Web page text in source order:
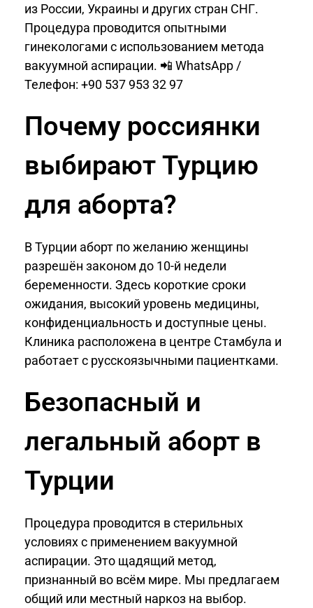
из России, Украины и других стран СНГ.
Процедура проводится опытными
гинекологами с использованием метода
вакуумной аспирации. 📲 WhatsApp /
Телефон: +90 537 953 32 97
Почему россиянки
выбирают Турцию
для аборта?
В Турции аборт по желанию женщины
разрешён законом до 10-й недели
беременности. Здесь короткие сроки
ожидания, высокий уровень медицины,
конфиденциальность и доступные цены.
Клиника расположена в центре Стамбула и
работает с русскоязычными пациентками.
Безопасный и
легальный аборт в
Турции
Процедура проводится в стерильных
условиях с применением вакуумной
аспирации. Это щадящий метод,
признанный во всём мире. Мы предлагаем
общий или местный наркоз на выбор.